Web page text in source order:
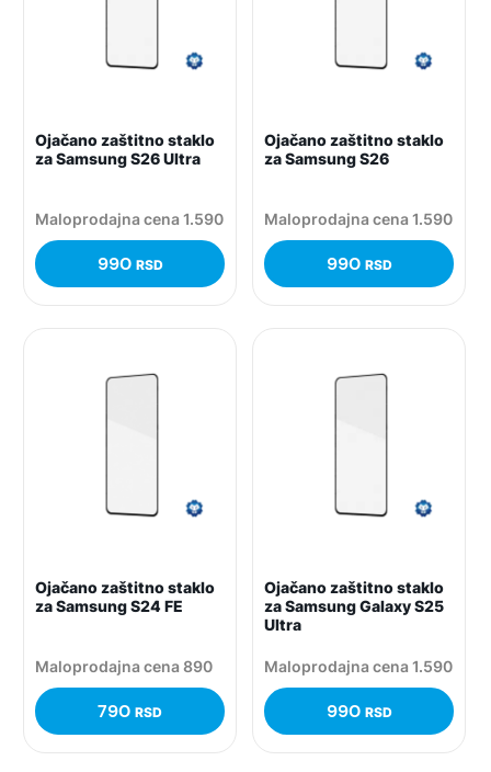
Ojačano zaštitno staklo
za Samsung S26 Ultra
Maloprodajna cena 1.590
990 RSD
Ojačano zaštitno staklo
za Samsung S26
Maloprodajna cena 1.590
990 RSD
Ojačano zaštitno staklo
za Samsung S24 FE
Maloprodajna cena 890
790 RSD
Ojačano zaštitno staklo
za Samsung Galaxy S25
Ultra
Maloprodajna cena 1.590
990 RSD